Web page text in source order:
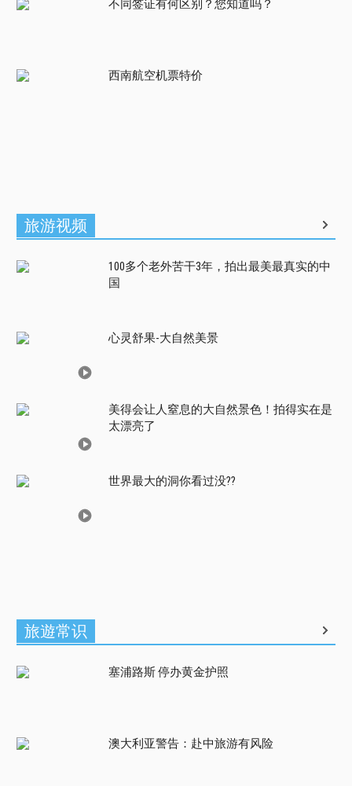
不同签证有何区别？您知道吗？
西南航空机票特价
旅游视频
100多个老外苦干3年，拍出最美最真实的中
国
心灵舒果-大自然美景
美得会让人窒息的大自然景色！拍得实在是
太漂亮了
世界最大的洞你看过没??
旅遊常识
塞浦路斯 停办黄金护照
澳大利亚警告：赴中旅游有风险